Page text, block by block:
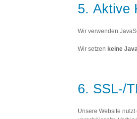
5. Aktive
Wir verwenden
Wir setzen keine
6. SSL-/
Unsere Website